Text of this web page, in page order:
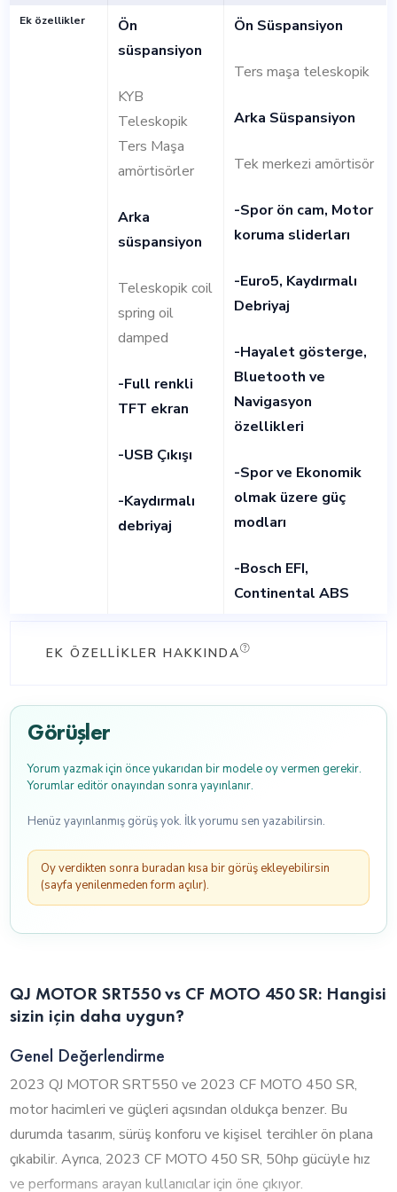
Ek özellikler
Ön
süspansiyon
KYB
Teleskopik
Ters Maşa
amörtisörler
Arka
süspansiyon
Teleskopik coil
spring oil
damped
-Full renkli
TFT ekran
-USB Çıkışı
-Kaydırmalı
debriyaj
Ön Süspansiyon
Ters maşa teleskopik
Arka Süspansiyon
Tek merkezi amörtisör
-Spor ön cam, Motor
koruma sliderları
-Euro5, Kaydırmalı
Debriyaj
-Hayalet gösterge,
Bluetooth ve
Navigasyon
özellikleri
-Spor ve Ekonomik
olmak üzere güç
modları
-Bosch EFI,
Continental ABS
EK ÖZELLIKLER HAKKINDA
Görüşler
Yorum yazmak için önce yukarıdan bir modele oy vermen gerekir.
Yorumlar editör onayından sonra yayınlanır.
Henüz yayınlanmış görüş yok. İlk yorumu sen yazabilirsin.
Oy verdikten sonra buradan kısa bir görüş ekleyebilirsin
(sayfa yenilenmeden form açılır).
QJ MOTOR SRT550 vs CF MOTO 450 SR: Hangisi
sizin için daha uygun?
Genel Değerlendirme
2023 QJ MOTOR SRT550 ve 2023 CF MOTO 450 SR,
motor hacimleri ve güçleri açısından oldukça benzer. Bu
durumda tasarım, sürüş konforu ve kişisel tercihler ön plana
çıkabilir. Ayrıca, 2023 CF MOTO 450 SR, 50hp gücüyle hız
ve performans arayan kullanıcılar için öne çıkıyor.